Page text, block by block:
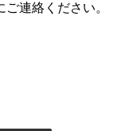
連絡ください。